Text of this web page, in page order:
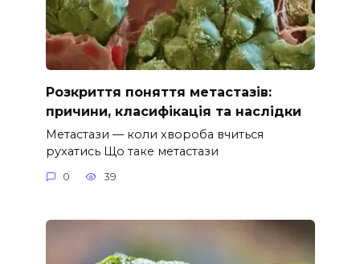
Розкриття поняття метастазів:
причини, класифікація та наслідки
Метастази — коли хвороба вчиться
рухатись Що таке метастази
0 39